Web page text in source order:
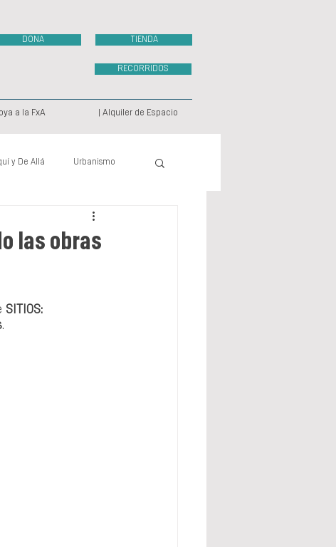
DONA TIENDA
RECORRIDOS
a la FxA | Alquiler de Espacio
y De Allá Urbanismo
las obras
SITIOS:
.